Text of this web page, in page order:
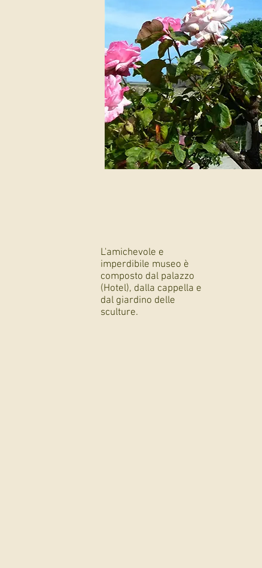
L'amichevole e
imperdibile museo è
composto dal palazzo
(Hotel), dalla cappella e
dal giardino delle
sculture.